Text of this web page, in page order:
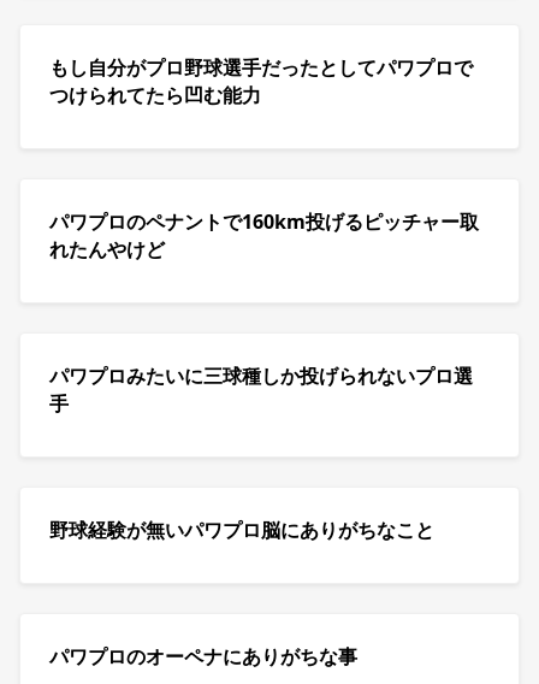
もし自分がプロ野球選手だったとしてパワプロで
つけられてたら凹む能力
パワプロのペナントで160km投げるピッチャー取
れたんやけど
パワプロみたいに三球種しか投げられないプロ選
手
野球経験が無いパワプロ脳にありがちなこと
パワプロのオーペナにありがちな事